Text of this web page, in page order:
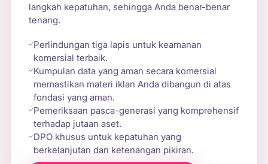
langkah kepatuhan, sehingga Anda benar-benar
tenang.
Perlindungan tiga lapis untuk keamanan
komersial terbaik.
Kumpulan data yang aman secara komersial
memastikan materi iklan Anda dibangun di atas
fondasi yang aman.
Pemeriksaan pasca-generasi yang komprehensif
terhadap jutaan aset.
DPO khusus untuk kepatuhan yang
berkelanjutan dan ketenangan pikiran.